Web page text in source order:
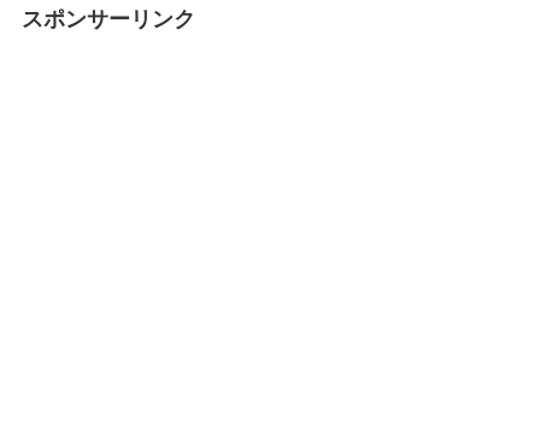
スポンサーリンク